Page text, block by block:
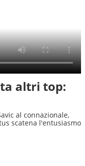
altri top:
al connazionale,
scatena l'entusiasmo